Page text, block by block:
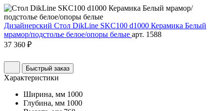
Дизайнерский Стол DikLine SKC100 d1000 Керамика Белый
мрамор/подстолье белое/опоры белые арт. 1588
37 360 ₽
Быстрый заказ
Характеристики
Ширина, мм 1000
Глубина, мм 1000